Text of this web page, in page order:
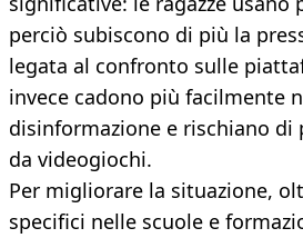
perciò subiscono di più la
legata al confronto sulle
invece cadono più facilmente
disinformazione e rischiano di
da videogiochi.
Per migliorare la situazione,
specifici nelle scuole e